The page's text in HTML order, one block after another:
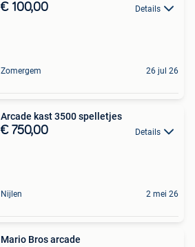
€ 100,00 Details
Zomergem 26 jul 26
Arcade kast 3500 spelletjes
€ 750,00 Details
Nijlen 2 mei 26
Mario Bros arcade